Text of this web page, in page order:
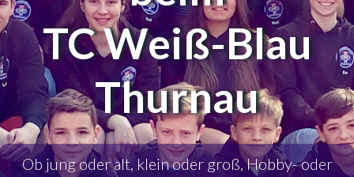
TC Weiß-Blau
Thurnau
Ob jung oder alt, klein oder groß, Hobby- oder